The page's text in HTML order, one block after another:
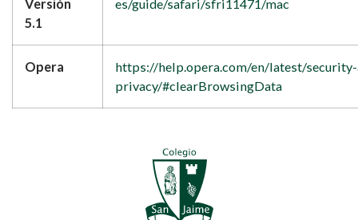
Versión
5.1
es/guide/safari/sfri11471/mac
Opera
https://help.opera.com/en/latest/
privacy/#clearBrowsingData